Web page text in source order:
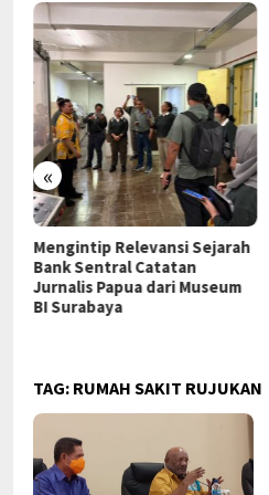
«
Mengintip Relevansi Sejarah
Bank Sentral Catatan
Jurnalis Papua dari Museum
BI Surabaya
TAG: RUMAH SAKIT RUJUKAN